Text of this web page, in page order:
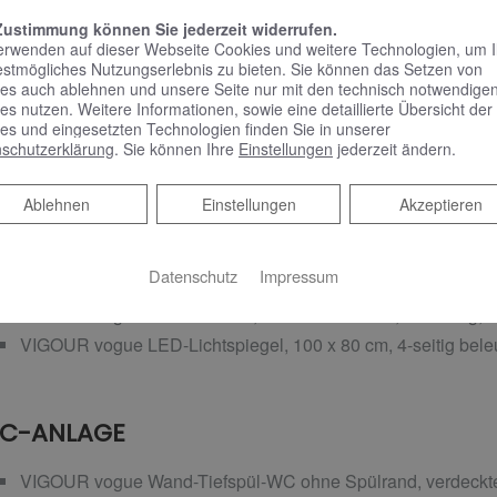
VIGOUR vogue Farbset Badearmatur und UP-Körper mit
VIGOUR individual Wandanschlussbogen eckig mit
Brauseschlauch und individual Stabhandbrause, 1-strahlig,
ANLAGE
VIGOUR vogue Möbelwaschtisch, 100 x 50 cm, mit
Beschichtung sowie Röhrensiphon und Eckventil
Ablaufgarnitur, verchromt
VIGOUR vogue Unterschrank, 25 x 49 x 100 cm, 1 Auszug,
VIGOUR vogue LED-Lichtspiegel, 100 x 80 cm, 4-seitig
ANLAGE
VIGOUR vogue Wand-Tiefspül-WC ohne Spülrand,
können Sie jederzeit widerrufen.
auf dieser Webseite Cookies und weitere Technologien, um
Nutzungserlebnis zu bieten. Sie können das Setzen von
auch ablehnen und unsere Seite nur mit den technisch notwendigen
nutzen. Weitere Informationen, sowie eine detaillierte Übersicht der
und eingesetzten Technologien finden Sie in unserer
. Sie können Ihre Einstellungen jederzeit ändern.
Akzeptieren
Einstellungen
Ablehnen
Ablehnen
Datenschutz Impressum